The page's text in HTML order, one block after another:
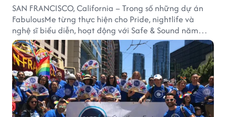
SAN FRANCISCO, California – Trong số những dự án
FabulousMe từng thực hiện cho Pride, nightlife và
nghệ sĩ biểu diễn, hoạt động với Safe & Sound năm
2019 mang một bối cảnh khác biệt. Safe & Sound là tổ
chức phi lợi nhuận tại San Francisco hoạt động trong
lĩnh vực phòng ngừa bạo hành trẻ em, hỗ trợ gia đình
và xây dựng môi trường an toàn cho trẻ em.